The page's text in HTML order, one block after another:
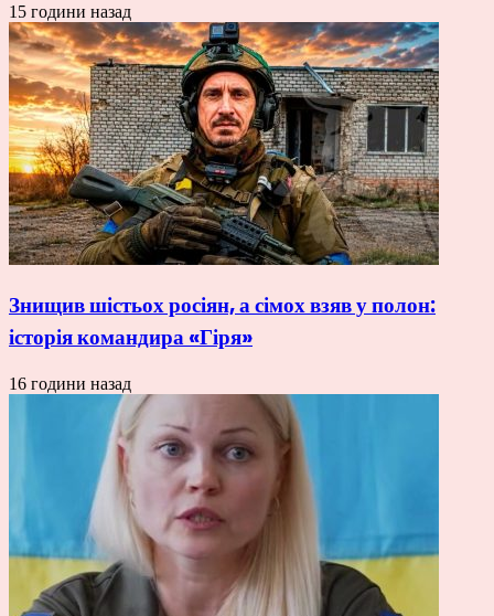
15 години назад
Знищив шістьох росіян, а сімох взяв у полон:
історія командира «Гіря»
16 години назад